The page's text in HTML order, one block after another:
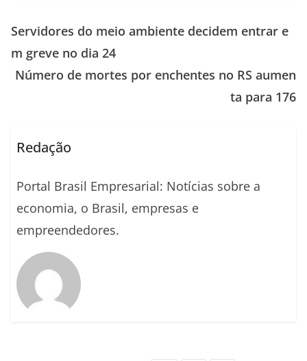
Servidores do meio ambiente decidem entrar e
m greve no dia 24
Número de mortes por enchentes no RS aumen
ta para 176
Redação
Portal Brasil Empresarial: Notícias sobre a
economia, o Brasil, empresas e
empreendedores.